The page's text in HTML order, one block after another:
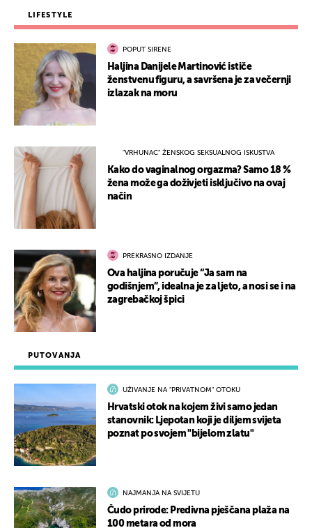
PUTOVANJA
UŽIVANJE NA "PRIVATNOM" OTOKU
Hrvatski otok na kojem živi samo jedan
stanovnik: Ljepotan koji je diljem svijeta
poznat po svojem "bijelom zlatu"
NAJMANJA NA SVIJETU
Čudo prirode: Predivna pješčana plaža na
100 metara od mora
LIFESTYLE
POPUT SIRENE
Haljina Danijele Martinović ističe
ženstvenu figuru, a savršena je za večernji
izlazak na moru
"VRHUNAC" ŽENSKOG SEKSUALNOG ISKUSTVA
Kako do vaginalnog orgazma? Samo 18 %
žena može ga doživjeti isključivo na ovaj
način
PREKRASNO IZDANJE
Ova haljina poručuje “Ja sam na
godišnjem”, idealna je za ljeto, a nosi se i na
zagrebačkoj špici